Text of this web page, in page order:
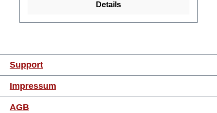
Details
Support
Impressum
AGB